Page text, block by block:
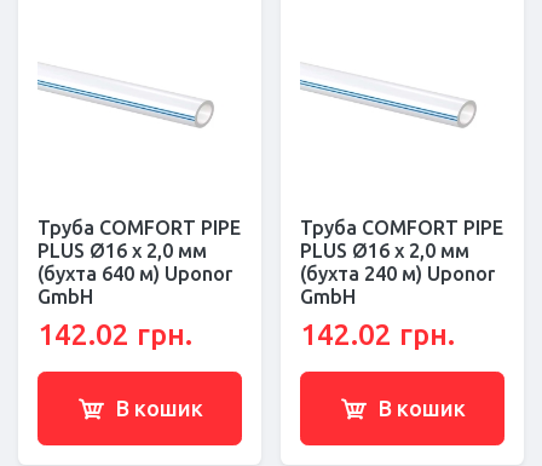
Труба COMFORT PIPE
PLUS Ø16 x 2,0 мм
(бухта 640 м) Uponor
GmbH
142.02 грн.
В кошик
Труба COMFORT PIPE
PLUS Ø16 x 2,0 мм
(бухта 240 м) Uponor
GmbH
142.02 грн.
В кошик